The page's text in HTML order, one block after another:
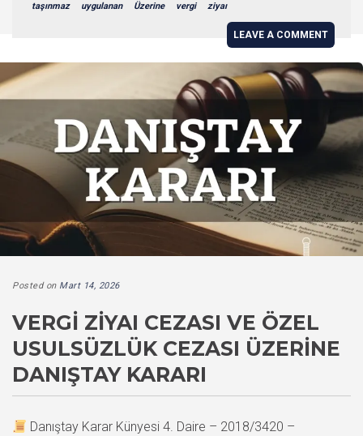
taşınmaz uygulanan Üzerine vergi ziyaı
LEAVE A COMMENT
Posted on Mart 14, 2026
VERGI ZIYAI CEZASI VE ÖZEL
USULSÜZLÜK CEZASI ÜZERINE
DANIŞTAY KARARI
Danıştay Karar Künyesi 4. Daire – 2018/3420 –